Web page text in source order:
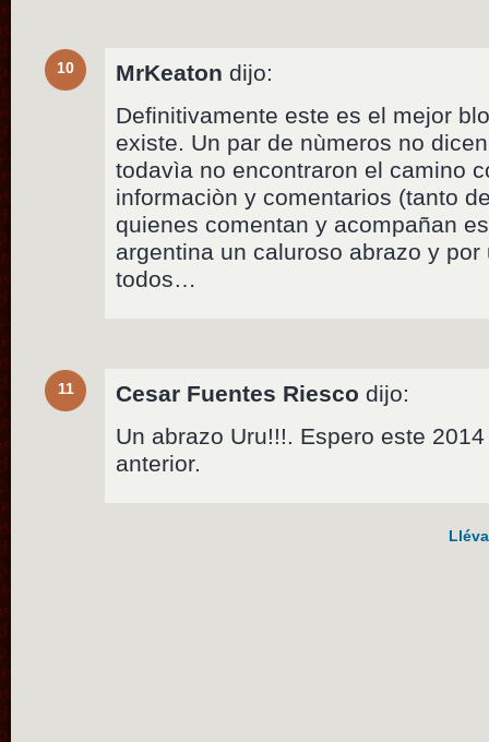
10 MrKeaton dijo:
Definitivamente este es el mejor
existe. Un par de nùmeros no
todavìa no encontraron el camino
informaciòn y comentarios (tanto
quienes comentan y acompañan
argentina un caluroso abrazo y
todos…
11 Cesar Fuentes Riesco dijo:
Un abrazo Uru!!!. Espero este
anterior.